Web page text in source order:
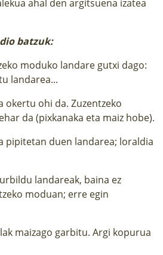
ahal den argitsuena izatea
batzuk:
moduko landare gutxi dago:
landarea...
okertu ohi da. Zuzentzeko
da (pixkanaka eta maiz hobe).
pipitetan duen landarea; loraldia
landareak, baina ez
moduan; erre egin
maizago garbitu. Argi kopurua